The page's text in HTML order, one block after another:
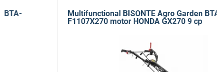
Multifunctional BISONTE Agro Garden BTA-
F1107X270 motor HONDA GX270 9 cp